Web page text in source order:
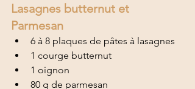
Lasagnes butternut et
Parmesan
6 à 8 plaques de pâtes à lasagnes
1 courge butternut
1 oignon
80 g de parmesan